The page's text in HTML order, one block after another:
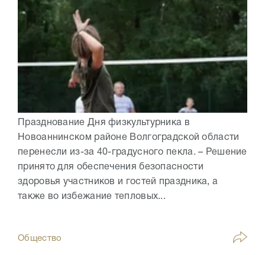
Празднование Дня физкультурника в
Новоаннинском районе Волгоградской области
перенесли из-за 40-градусного пекла. – Решение
принято для обеспечения безопасности
здоровья участников и гостей праздника, а
также во избежание тепловых...
Общество